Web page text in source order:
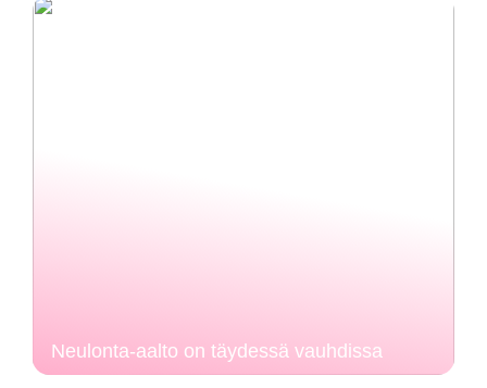
Neulonta-aalto on täydessä vauhdissa